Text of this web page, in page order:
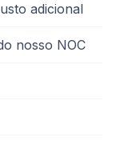
adicional
nosso NOC